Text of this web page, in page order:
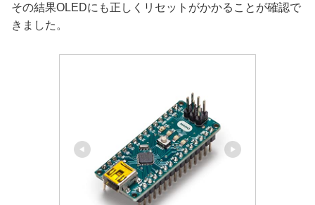
その結果OLEDにも正しくリセットがかかることが確認で
きました。